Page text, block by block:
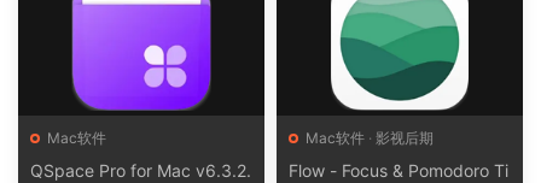
Mac软件
QSpace Pro for Mac v6.3.2.
Mac软件 · 影视后期
Flow - Focus & Pomodoro Ti